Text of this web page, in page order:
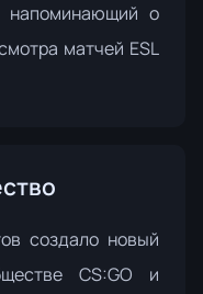
напоминающий о
матчей ESL
создало новый
CS:GO и